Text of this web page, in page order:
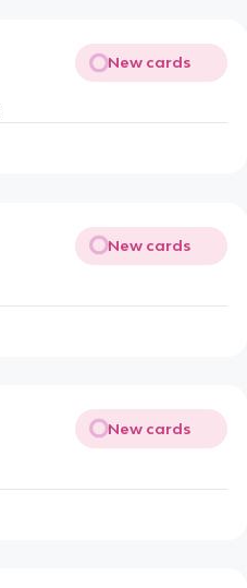
New cards
New cards
New cards